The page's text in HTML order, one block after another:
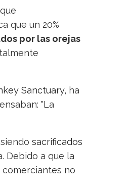
que un 20%
por las orejas
Sanctuary, ha
"La
sacrificados
Debido a que la
no